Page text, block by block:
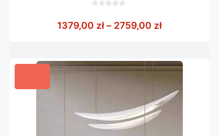
5
1379,00 zł – 2759,00 złZakres cen: